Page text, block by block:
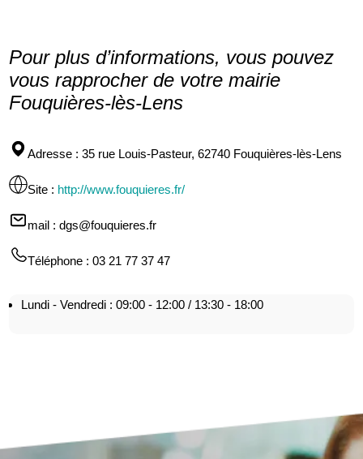
Pour plus d’informations, vous pouvez
vous rapprocher de votre mairie
Fouquières-lès-Lens
Adresse : 35 rue Louis-Pasteur, 62740 Fouquières-lès-Lens
Site : http://www.fouquieres.fr/
mail : dgs@fouquieres.fr
Téléphone : 03 21 77 37 47
Lundi - Vendredi : 09:00 - 12:00 / 13:30 - 18:00